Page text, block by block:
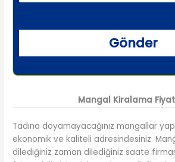
Mangal Kiralama
Tadına doyamayacağınız mangallar
ekonomik ve kaliteli adresindesiniz.
dilediğiniz zaman dilediğiniz saate